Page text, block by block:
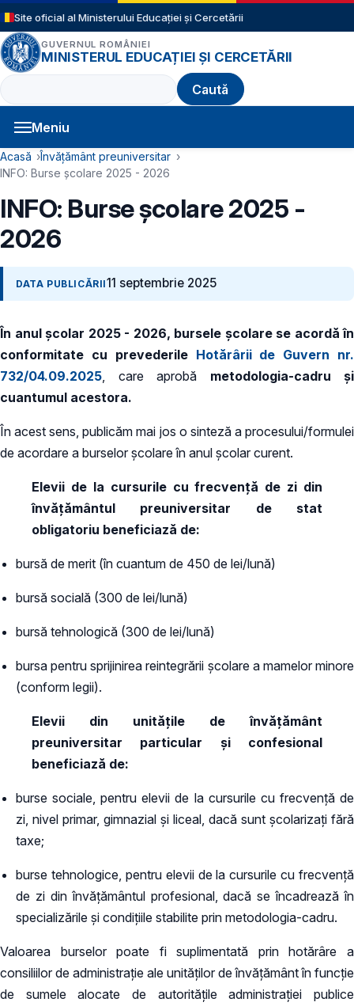
Sari la conținutul principal
Site oficial al Ministerului Educației și Cercetării
GUVERNUL ROMÂNIEI
MINISTERUL EDUCAȚIEI ȘI CERCETĂRII
Caută
Meniu
Navigație principală
Cale de navigare
Acasă
Învățământ preuniversitar
INFO: Burse școlare 2025 - 2026
INFO: Burse școlare 2025 -
2026
DATA PUBLICĂRII11 septembrie 2025
În anul școlar 2025 - 2026, bursele școlare se acordă în
conformitate cu prevederile Hotărârii de Guvern nr.
732/04.09.2025 , care aprobă metodologia-cadru și
cuantumul acestora.
În acest sens, publicăm mai jos o sinteză a procesului/formulei
de acordare a burselor școlare în anul școlar curent.
Elevii de la cursurile cu frecvență de zi din
învățământul preuniversitar de stat
obligatoriu beneficiază de:
bursă de merit (în cuantum de 450 de lei/lună)
bursă socială (300 de lei/lună)
bursă tehnologică (300 de lei/lună)
bursa pentru sprijinirea reintegrării școlare a mamelor minore
(conform legii).
Elevii din unităţile de învăţământ
preuniversitar particular şi confesional
beneficiază de:
burse sociale, pentru elevii de la cursurile cu frecvenţă de
zi, nivel primar, gimnazial şi liceal, dacă sunt şcolarizaţi fără
taxe;
burse tehnologice, pentru elevii de la cursurile cu frecvenţă
de zi din învăţământul profesional, dacă se încadrează în
specializările şi condiţiile stabilite prin metodologia-cadru.
Valoarea burselor poate fi suplimentată prin hotărâre a
consiliilor de administraţie ale unităţilor de învăţământ în funcţie
de sumele alocate de autorităţile administraţiei publice